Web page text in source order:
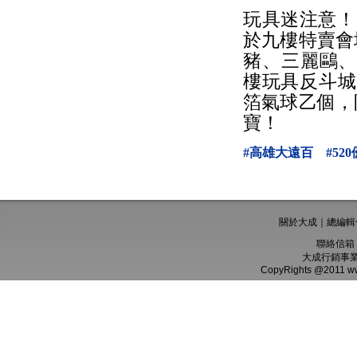
玩具迷注意
於九樓特賣
豬、三麗鷗
樓玩具反斗
箔氣球乙個
寶！
#高雄大遠百 #520